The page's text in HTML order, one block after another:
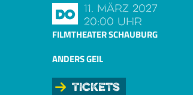
Do
11. März 2027
20:00 Uhr
FILMTHEATER SCHAUBURG
ANDERS GEIL
Tickets